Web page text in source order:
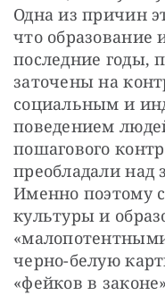
Одна из причин
что образование
последние годы,
заточены на
социальным и
поведением
пошагового
преобладали над
Именно поэтому
культуры и
черно-белую
«фейков в